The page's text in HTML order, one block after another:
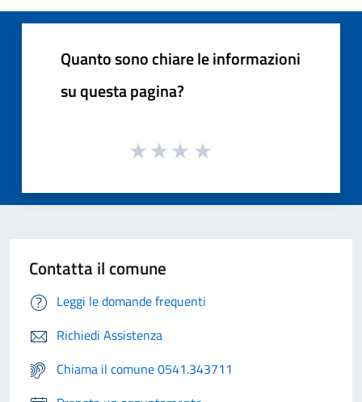
Quanto sono chiare le informazioni
su questa pagina?
Contatta il comune
Leggi le domande frequenti
Richiedi Assistenza
Chiama il comune 0541.343711